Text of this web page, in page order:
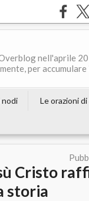
nell'aprile
per
nodi
Le orazioni
Cristo
storia